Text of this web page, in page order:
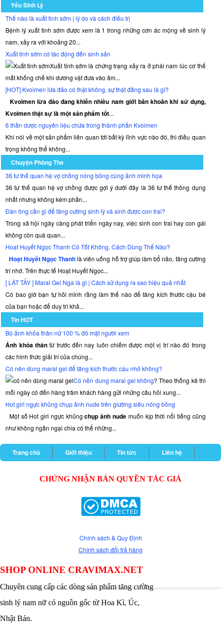
Yếu Sinh Lý
Thế nào là xuất tinh sớm | lý do và cách điều trị
Bệnh lý xuất tinh sớm được xem là 1 trong những cơn ác mộng về sinh lý
nam, xảy ra với khoảng 20...
Xuất tinh sớm có tác động đến sinh sản
Xuất tinh sớm là chứng trạng xảy ra ở phái nam lúc cơ thể
mất khống chế khi dương vật đưa vào âm...
[HOT] Kvoimen lừa đảo có thật không, sự thật đằng sau là gì?
Kvoimen lừa đảo đang khiến nhiều nam giới băn khoăn khi sử dụng,
Kvoimen thật sự là một sản phẩm tốt...
6 thần dược nguyên liệu chứa trong thành phần Kvoimen
Khi nói về một sản phẩm liên quan tới bất kỳ lĩnh vực nào đó, thì điều quan
trọng không thể không...
Chuyện Phòng The
36 tư thế quan hệ vợ chồng nóng bỏng cùng ảnh minh họa
36 tư thế quan hệ vợ chồng được gợi ý dưới đây là 36 tư thế thông dụng
nhất nhưng không kém phần...
Đàn ông cần gì để tăng cường sinh lý và sinh được con trai?
Trong xã hội ngày càng phát triển ngày nay, việc sinh con trai hay con gái
không còn quá quan...
Hoạt Huyết Ngọc Thanh Có Tốt Không, Cách Dùng Thế Nào?
Hoạt Huyết Ngọc Thanhlà viên uống hỗ trợ giúp làm bổ não, tăng cường
trí nhớ. Trên thực tế Hoạt Huyết Ngọc...
[ LẬT TẨY ] Maral Gel Nga là gì | Cách sử dụng ra sao hiệu quả nhất
Có bao giờ bạn tự hỏi mình rằng làm thế nào để tăng kích thước cậu bé
của bạn hoặc để duy trì khả...
Tin HOT
Bộ ảnh khỏa thân nữ 100 % đỏ mặt người xem
Ảnh khỏa thântừ trước đến nay luôn chiếm được một vị trí nào đó trong
các hình thức giải trí của chúng...
Có nên dùng maral gel để tăng kích thước cậu nhỏ không?
Có nên dung maral gel không? Theo thống kê thì
mỗi ngày có đến hàng trăm khách hàng gửi những câu hỏi xung...
Hot girl ngực khủng chụp ảnh nude trên giường siêu nóng bỏng
Một số Hot girl ngực khủngchụp ảnh nude muốn kịp thời nổi tiếng cũng
như không ngần ngại chia có thể những...
Trang chủ Giới thiệu Tin tức Liên hệ
CHỨNG NHẬN BẢN QUYỀN TÁC GIẢ
Chính sách & Quy Định
Chính sách đổi trả hàng
SHOP ONLINE CRAVIMAX.NET
Chuyên cung cấp các dòng sản phẩm tăng cường
sinh lý nam nữ có nguồn gốc từ Hoa Kì, Úc,
Nhật Bản.